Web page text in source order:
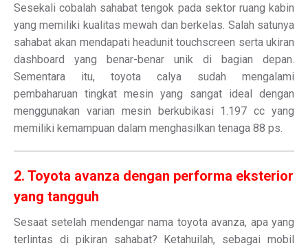
Sesekali cobalah sahabat tengok pada sektor ruang kabin
yang memiliki kualitas mewah dan berkelas. Salah satunya
sahabat akan mendapati headunit touchscreen serta ukiran
dashboard yang benar-benar unik di bagian depan.
Sementara itu, toyota calya sudah mengalami
pembaharuan tingkat mesin yang sangat ideal dengan
menggunakan varian mesin berkubikasi 1.197 cc yang
memiliki kemampuan dalam menghasilkan tenaga 88 ps.
2. Toyota avanza dengan performa eksterior
yang tangguh
Sesaat setelah mendengar nama toyota avanza, apa yang
terlintas di pikiran sahabat? Ketahuilah, sebagai mobil